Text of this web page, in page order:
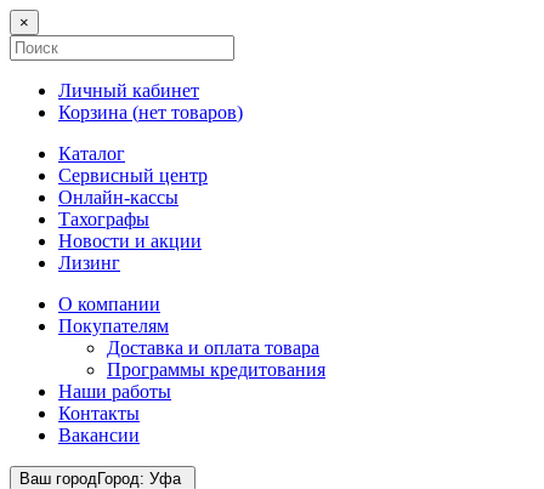
×
Личный кабинет
Корзина (нет товаров)
Каталог
Сервисный центр
Онлайн-кассы
Тахографы
Новости и акции
Лизинг
О компании
Покупателям
Доставка и оплата товара
Программы кредитования
Наши работы
Контакты
Вакансии
Ваш городГород: Уфа